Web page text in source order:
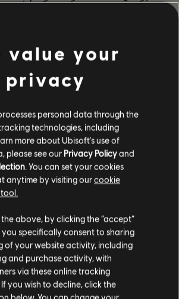
192
/
442
العودة
القضاء عليهم كلهم، سيظهر "الدبور"
تنبيهات ذات أولوية قصوى
كانت هناك صيانة في 1 سبتمبر
الخاصة بمدفع القناصة لعدم تصويبه وإطلاقه
وكذلك لإصلاح مرحلة الزعيم الأخير في
نقطة وصول مناسبة في مستوى الصعوبة
هذا كل شيء لهذا الأسبوع!
إلى اللقاء في المرة المقبلة،
/ فريق تطوير The Division 2
value your
privacy
personal data through the
technologies, including
more about Ubisoft's use of
please see our Privacy Policyand
. You can set your cookies
anytime by visiting ourcookie
above, by clicking the “accept”
specifically consent to sharing
of your website activity, including
and purchase activity, with
via these online tracking
you wish to decline, click the
below. You can change your